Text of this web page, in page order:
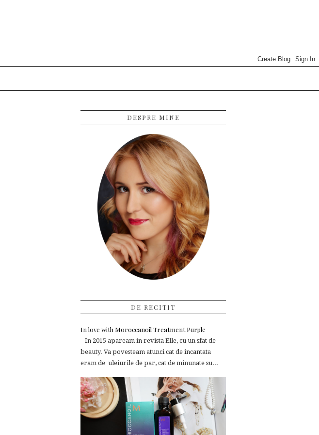
DESPRE MINE
DE RECITIT
In love with Moroccanoil Treatment Purple
In 2015 apaream in revista Elle, cu un sfat de
beauty. Va povesteam atunci cat de incantata
eram de uleiurile de par, cat de minunate su...